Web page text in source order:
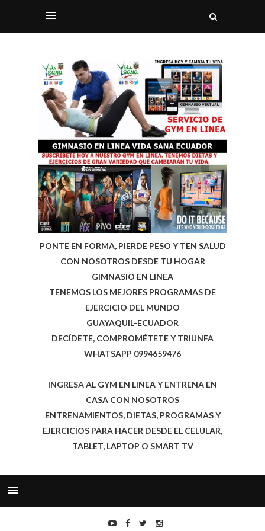
PONTE EN FORMA, PIERDE PESO Y TEN SALUD
CON NOSOTROS DESDE TU HOGAR
GIMNASIO EN LINEA
TENEMOS LOS MEJORES PROGRAMAS DE
EJERCICIO DEL MUNDO
GUAYAQUIL-ECUADOR
DECÍDETE, COMPROMÉTETE Y TRIUNFA
WHATSAPP 0994659476
INGRESA AL GYM EN LINEA Y ENTRENA EN
CASA CON NOSOTROS
ENTRENAMIENTOS, DIETAS, PROGRAMAS Y
EJERCICIOS PARA HACER DESDE EL CELULAR,
TABLET, LAPTOP O SMART TV